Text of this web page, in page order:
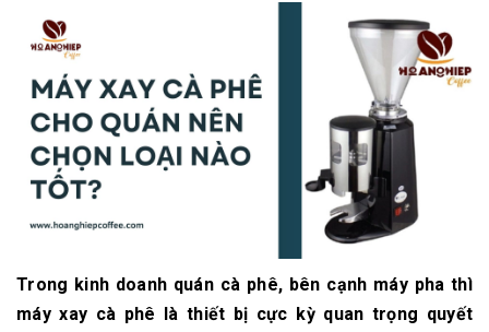
Trong kinh doanh quán cà phê, bên cạnh máy pha thì
máy xay cà phê là thiết bị cực kỳ quan trọng quyết